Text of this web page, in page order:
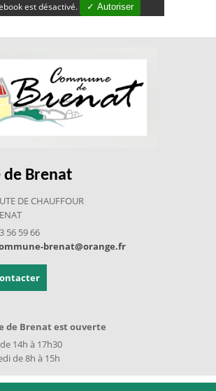
est désactivé. ✓ Autoriser
Brenat
DE CHAUFFOUR
56 59 66
brenat@orange.fr
de Brenat est ouverte
14h à 17h30
de 8h à 15h